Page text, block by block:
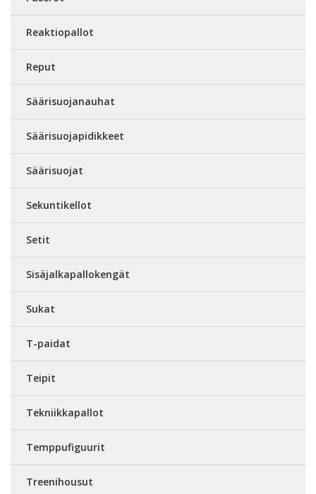
Reaktiopallot
Reput
Säärisuojanauhat
Säärisuojapidikkeet
Säärisuojat
Sekuntikellot
Setit
Sisäjalkapallokengät
Sukat
T-paidat
Teipit
Tekniikkapallot
Temppufiguurit
Treenihousut